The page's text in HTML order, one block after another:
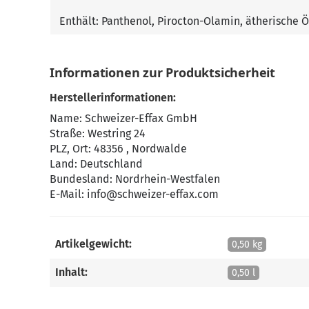
Enthält: Panthenol, Pirocton-Olamin, ätherische
Informationen zur Produktsicherheit
Herstellerinformationen:
Name: Schweizer-Effax GmbH
Straße: Westring 24
PLZ, Ort: 48356 , Nordwalde
Land: Deutschland
Bundesland: Nordrhein-Westfalen
E-Mail: info@schweizer-effax.com
Artikelgewicht: 0,50 kg
Inhalt: 0,50 l